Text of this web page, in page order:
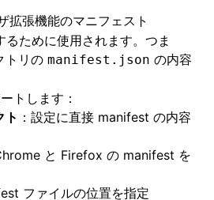
拡張機能のマニフェスト
るために使用されます。つま
トリの manifest.json の内容
トします：
ト ：設定に直接 manifest の内容
と Firefox の manifest を
ファイルの位置を指定